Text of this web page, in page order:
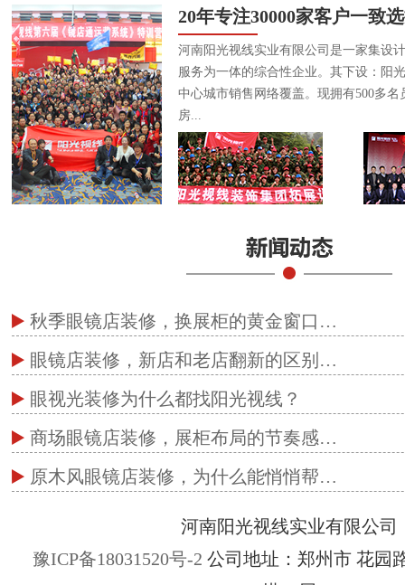
20年专注30000家客户一致
河南阳光视线实业有限公司是一家集设
服务为一体的综合性企业。其下设：阳
中心城市销售网络覆盖。现拥有500多
房...
秋季眼镜店装修，换展柜的黄金窗口…
眼镜店装修，新店和老店翻新的区别…
眼视光装修为什么都找阳光视线？
商场眼镜店装修，展柜布局的节奏感…
原木风眼镜店装修，为什么能悄悄帮…
河南阳光视线实业有限公司
豫ICP备18031520号-2 公司地址：郑州市 花园